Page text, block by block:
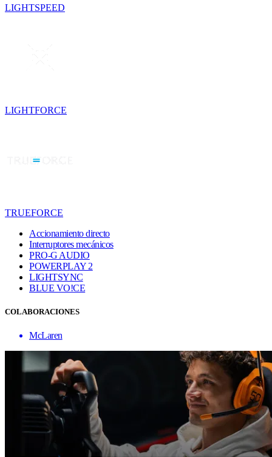
LIGHTSPEED
LIGHTFORCE
TRUEFORCE
Accionamiento directo
Interruptores mecánicos
PRO-G AUDIO
POWERPLAY 2
LIGHTSYNC
BLUE VO!CE
COLABORACIONES
McLaren